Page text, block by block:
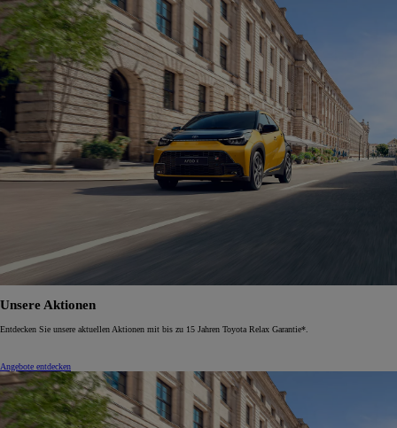
Unsere Aktionen
Entdecken Sie unsere aktuellen Aktionen mit bis zu 15 Jahren Toyota Relax Garantie*.
Angebote entdecken